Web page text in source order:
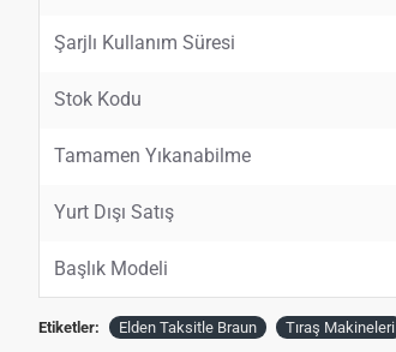
Şarjlı Kullanım Süresi
Stok Kodu
Tamamen Yıkanabilme
Yurt Dışı Satış
Başlık Modeli
Etiketler: Elden Taksitle Braun Tıraş Makineleri